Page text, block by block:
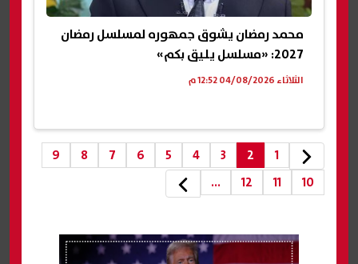
محمد رمضان يشوق جمهوره لمسلسل رمضان
2027: «مسلسل يليق بكم»
الثلاثاء 04/08/2026 12:52 م
1
2
3
4
5
6
7
8
9
10
11
12
...